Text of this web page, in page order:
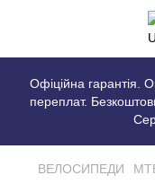
Офіційна гарантія.
переплат.
ВЕЛОСИПЕДИ